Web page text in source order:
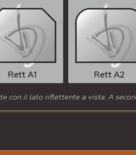
Rett A1 Rett A2
con il lato riflettente a vista. A